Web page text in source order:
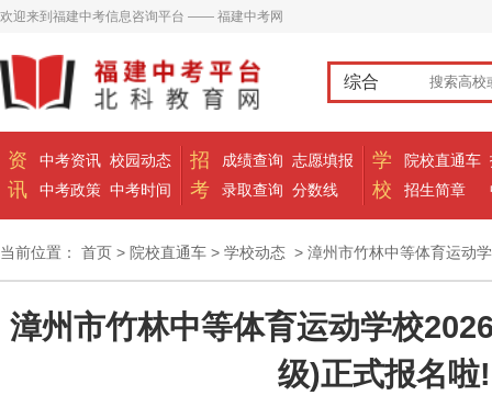
欢迎来到福建中考信息咨询平台 —— 福建中考网
综合
资
讯
中考资讯
中考政策
校园动态
中考时间
招
考
成绩查询
录取查询
志愿填报
分数线
学
校
院校直通车
招生简章
当前位置： 首页 > 院校直通车 > 学校动态 > 漳州市竹林中等体育运动
漳州市竹林中等体育运动学校
级)正式报名啦!